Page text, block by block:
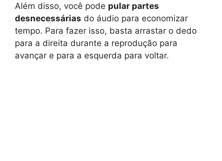
Além disso, você pode pular partes
desnecessárias do áudio para economizar
tempo. Para fazer isso, basta arrastar o dedo
para a direita durante a reprodução para
avançar e para a esquerda para voltar.